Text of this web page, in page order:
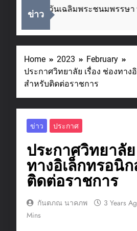
ข่าว
งในโอกาสวันเฉลิมพระชนมพรรษา
Home 2023
February
ประกาศวิทยาลัย เรื่อง ช่องทาง
สำหรับติดต่อราชการ
ข่าว ประกาศ
ประกาศวิทยาลัย
ทางอิเล็กทรอนิ
ติดต่อราชการ
กันตภณ นาคภพ 3 Years
Mins